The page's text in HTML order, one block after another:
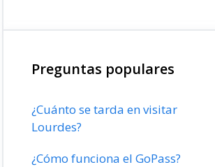
Preguntas populares
¿Cuánto se tarda en visitar
Lourdes?
¿Cómo funciona el GoPass?